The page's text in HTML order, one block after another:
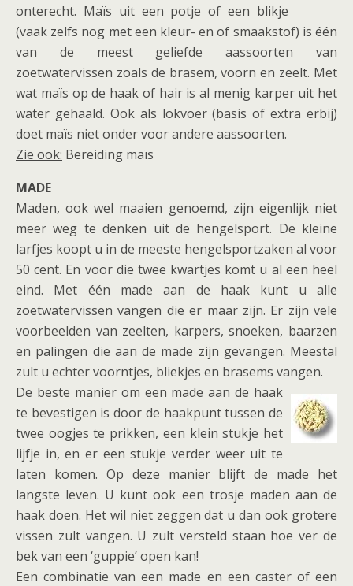
onterecht. Maïs uit een potje of een blikje
(vaak zelfs nog met een kleur- en of smaakstof) is één
van de meest geliefde aassoorten van
zoetwatervissen zoals de brasem, voorn en zeelt. Met
wat maïs op de haak of hair is al menig karper uit het
water gehaald. Ook als lokvoer (basis of extra erbij)
doet maïs niet onder voor andere aassoorten.
Zie ook: Bereiding maïs
MADE
Maden, ook wel maaien genoemd, zijn eigenlijk niet
meer weg te denken uit de hengelsport. De kleine
larfjes koopt u in de meeste hengelsportzaken al voor
50 cent. En voor die twee kwartjes komt u al een heel
eind. Met één made aan de haak kunt u alle
zoetwatervissen vangen die er maar zijn. Er zijn vele
voorbeelden van zeelten, karpers, snoeken, baarzen
en palingen die aan de made zijn gevangen. Meestal
zult u echter voorntjes, bliekjes en brasems vangen.
De beste manier om een made aan de haak
te bevestigen is door de haakpunt tussen de
twee oogjes te prikken, een klein stukje het
lijfje in, en er een stukje verder weer uit te
laten komen. Op deze manier blijft de made het
langste leven. U kunt ook een trosje maden aan de
haak doen. Het wil niet zeggen dat u dan ook grotere
vissen zult vangen. U zult versteld staan hoe ver de
bek van een ‘guppie’ open kan!
Een combinatie van een made en een caster of een